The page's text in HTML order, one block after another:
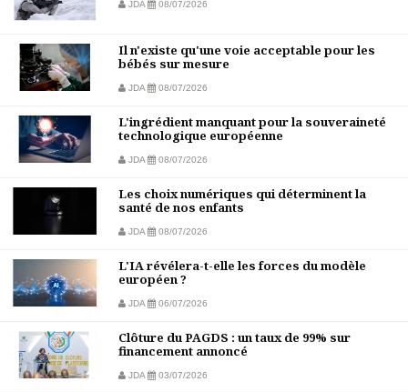
JDA 08/07/2026
Il n'existe qu'une voie acceptable pour les
bébés sur mesure
JDA 08/07/2026
L'ingrédient manquant pour la souveraineté
technologique européenne
JDA 08/07/2026
Les choix numériques qui déterminent la
santé de nos enfants
JDA 08/07/2026
L'IA révélera-t-elle les forces du modèle
européen ?
JDA 06/07/2026
Clôture du PAGDS : un taux de 99% sur
financement annoncé
JDA 03/07/2026